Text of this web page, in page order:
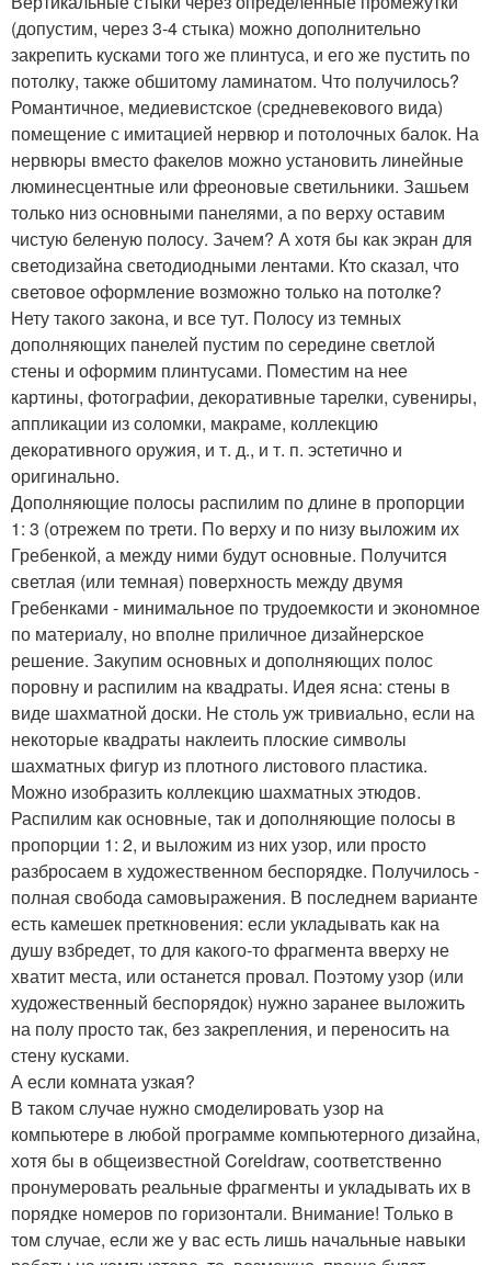
(допустим, через 3-4 стыка) можно дополнительно
закрепить кусками того же плинтуса, и его же пустить по
потолку, также обшитому ламинатом. Что получилось?
Романтичное, медиевистское (средневекового вида)
помещение с имитацией нервюр и потолочных балок. На
нервюры вместо факелов можно установить линейные
люминесцентные или фреоновые светильники. Зашьем
только низ основными панелями, а по верху оставим
чистую беленую полосу. Зачем? А хотя бы как экран для
светодизайна светодиодными лентами. Кто сказал, что
световое оформление возможно только на потолке?
Нету такого закона, и все тут. Полосу из темных
дополняющих панелей пустим по середине светлой
стены и оформим плинтусами. Поместим на нее
картины, фотографии, декоративные тарелки, сувениры,
аппликации из соломки, макраме, коллекцию
декоративного оружия, и т. д., и т. п. эстетично и
оригинально.
Дополняющие полосы распилим по длине в пропорции
1: 3 (отрежем по трети. По верху и по низу выложим их
Гребенкой, а между ними будут основные. Получится
светлая (или темная) поверхность между двумя
Гребенками - минимальное по трудоемкости и экономное
по материалу, но вполне приличное дизайнерское
решение. Закупим основных и дополняющих полос
поровну и распилим на квадраты. Идея ясна: стены в
виде шахматной доски. Не столь уж тривиально, если на
некоторые квадраты наклеить плоские символы
шахматных фигур из плотного листового пластика.
Можно изобразить коллекцию шахматных этюдов.
Распилим как основные, так и дополняющие полосы в
пропорции 1: 2, и выложим из них узор, или просто
разбросаем в художественном беспорядке. Получилось -
полная свобода самовыражения. В последнем варианте
есть камешек преткновения: если укладывать как на
душу взбредет, то для какого-то фрагмента вверху не
хватит места, или останется провал. Поэтому узор (или
художественный беспорядок) нужно заранее выложить
на полу просто так, без закрепления, и переносить на
стену кусками.
А если комната узкая?
В таком случае нужно смоделировать узор на
компьютере в любой программе компьютерного дизайна,
хотя бы в общеизвестной Coreldraw, соответственно
пронумеровать реальные фрагменты и укладывать их в
порядке номеров по горизонтали. Внимание! Только в
том случае, если же у вас есть лишь начальные навыки